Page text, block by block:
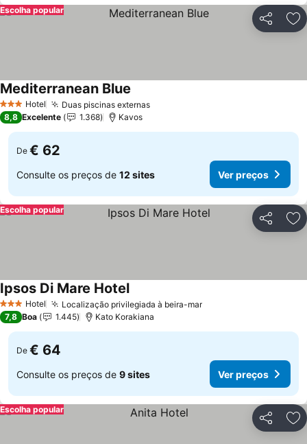
Partilhar
Escolha popular
3 EstrelasHotel Duas piscinas externas
Mediterranean Blue
8,8 Excelente 1.368 Kavos
De € 62
Consulte os preços de 12 sites Ver preços
Partilhar
Escolha popular
3 EstrelasHotel Localização privilegiada à beira-mar
Ipsos Di Mare Hotel
7,8 Boa 1.445 Kato Korakiana
De € 64
Consulte os preços de 9 sites Ver preços
Partilhar
Escolha popular